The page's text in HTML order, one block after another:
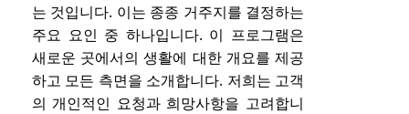
는 것입니다. 이는 종종 거주지를 결정하는
주요 요인 중 하나입니다. 이 프로그램은
새로운 곳에서의 생활에 대한 개요를 제공
하고 모든 측면을 소개합니다. 저희는 고객
의 개인적인 요청과 희망사항을 고려합니